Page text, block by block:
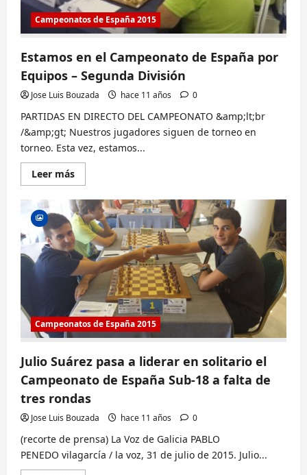
Campeonatos de España 2015
Estamos en el Campeonato de España por
Equipos – Segunda División
Jose Luis Bouzada hace 11 años 0
PARTIDAS EN DIRECTO DEL CAMPEONATO &amp;lt;br
/&amp;gt; Nuestros jugadores siguen de torneo en
torneo. Esta vez, estamos...
Leer másLee
más
Estamos
en
el
Campeonato
de
España
por
Equipos
–
Segunda
División
Campeonatos de España 2015
Julio Suárez pasa a liderar en solitario el
Campeonato de España Sub-18 a falta de
tres rondas
Jose Luis Bouzada hace 11 años 0
(recorte de prensa) La Voz de Galicia PABLO
PENEDO vilagarcía / la voz, 31 de julio de 2015. Julio...